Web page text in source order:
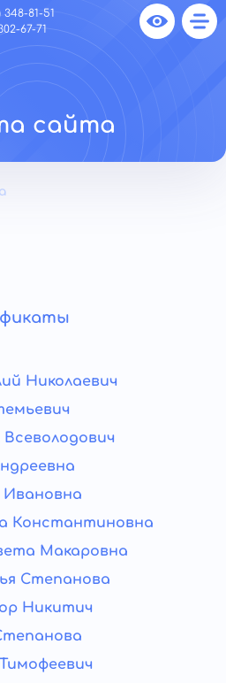
348-81-51
67-71
сайта
Николаевич
Константиновна
Макаровна
Степанова
Никитич